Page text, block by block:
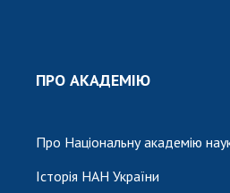
ПРО АКАДЕМІЮ
Про Національну академію
Історія НАН України